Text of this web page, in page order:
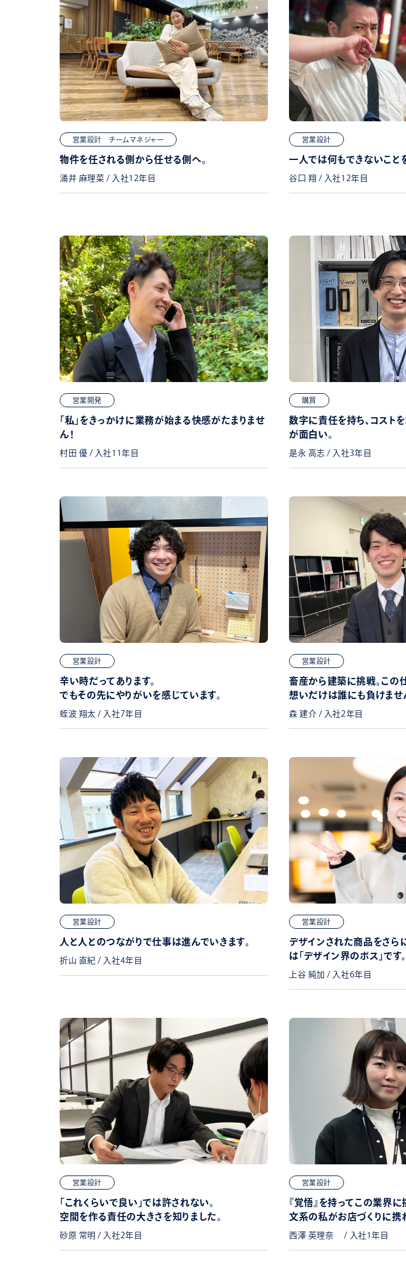
営業設計 チームマネジャー
物件を任される側から任せる側へ。
涌井 麻理菜 / 入社12年目
営業設計
一人では何もできないこと
谷口 翔 / 入社12年目
営業開発
「私」をきっかけに業務が始まる快感がたまりませ
ん！
村田 優 / 入社11年目
購買
数字に責任を持ち、コスト
が面白い。
是永 高志 / 入社3年目
営業設計
辛い時だってあります。
でもその先にやりがいを感じています。
蛭波 翔太 / 入社7年目
営業設計
畜産から建築に挑戦。この
想いだけは誰にも負けませ
森 建介 / 入社2年目
営業設計
人と人とのつながりで仕事は進んでいきます。
折山 直紀 / 入社4年目
営業設計
デザインされた商品をさら
は「デザイン界のボス」です。
上谷 純加 / 入社6年目
営業設計
「これくらいで良い」では許されない。
空間を作る責任の大きさを知りました。
砂原 常明 / 入社2年目
営業設計
『覚悟』を持ってこの業界に
文系の私がお店づくりに携
西澤 英理奈 / 入社1年目